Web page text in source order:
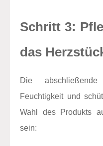
Schritt 3:
das
Die
Feuchtigkeit und
Wahl des Produkts
sein: